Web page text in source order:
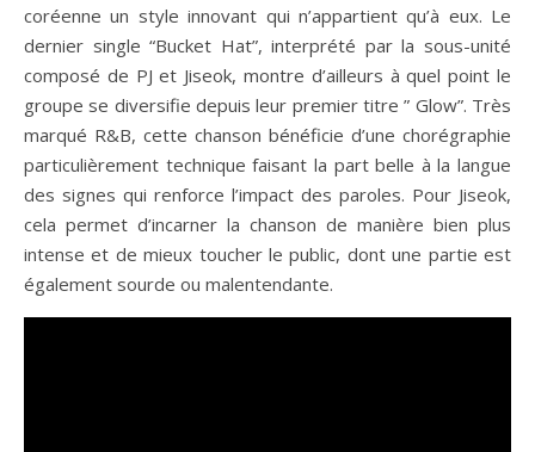
coréenne un style innovant qui n’appartient qu’à eux. Le
dernier single “Bucket Hat”, interprété par la sous-unité
composé de PJ et Jiseok, montre d’ailleurs à quel point le
groupe se diversifie depuis leur premier titre ” Glow”. Très
marqué R&B, cette chanson bénéficie d’une chorégraphie
particulièrement technique faisant la part belle à la langue
des signes qui renforce l’impact des paroles. Pour Jiseok,
cela permet d’incarner la chanson de manière bien plus
intense et de mieux toucher le public, dont une partie est
également sourde ou malentendante.